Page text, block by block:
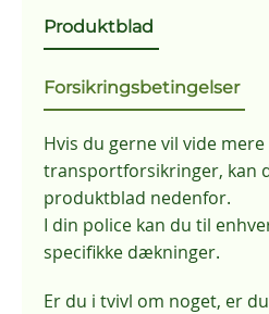
Produktblad
Forsikringsbetingelser
Hvis du gerne vil vide
transportforsikringer, kan
produktblad nedenfor.
I din police kan du til
specifikke dækninger.
Er du i tvivl om noget, er